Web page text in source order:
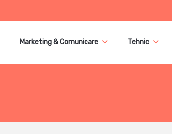
Marketing & Comunicare Tehnic